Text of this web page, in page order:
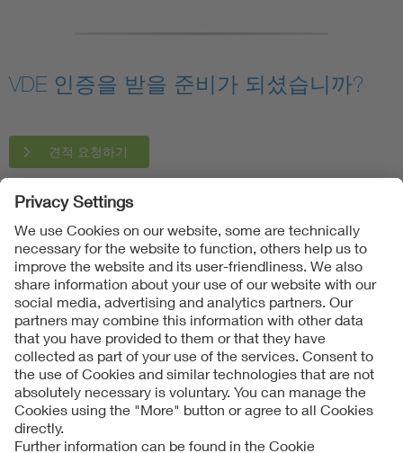
VDE 인증을 받을 준비가 되셨습니까?
견적 요청하기
Follow us on
Imprint + Liability